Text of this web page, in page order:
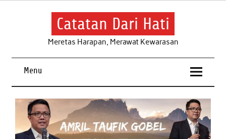
Skip
Catatan Dari Hati
Meretas Harapan, Merawat Kewarasan
Menu